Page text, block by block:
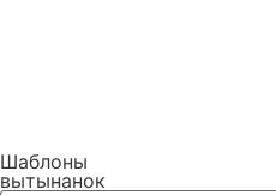
Шаблоны
вытынанок